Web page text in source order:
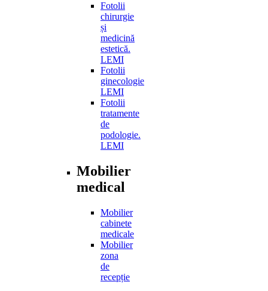
Fotolii
chirurgie
și
medicină
estetică.
LEMI
Fotolii
ginecologie
LEMI
Fotolii
tratamente
de
podologie.
LEMI
Mobilier
medical
Mobilier
cabinete
medicale
Mobilier
zona
de
recepție